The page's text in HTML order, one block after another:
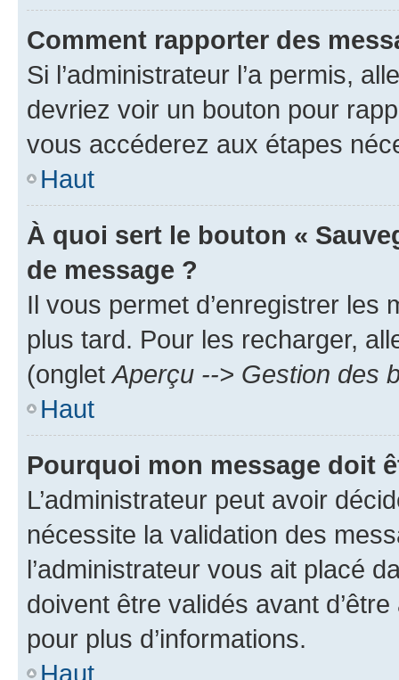
Comment rapporter des
Si l’administrateur l’a permis,
devriez voir un bouton pour
vous accéderez aux étapes
Haut
À quoi sert le bouton «
de message ?
Il vous permet d’enregistrer
plus tard. Pour les recharger,
(onglet Aperçu --> Gestion des
Haut
Pourquoi mon message doit
L’administrateur peut avoir
nécessite la validation des
l’administrateur vous ait placé
doivent être validés avant
pour plus d’informations.
Haut